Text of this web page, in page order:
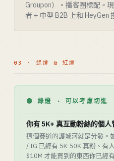
Groupon）。播客圈標配。
者 + 中型 B2B 上和 HeyGen
03 · 綠燈 & 紅燈
🟢 綠燈 · 可以考慮切進
你有 5K+ 真互動粉絲的個人
這個賽道的護城河就是分發。
/ IG 已經有 5K-50K 真粉、有
$10M 才能買到的東西你已經